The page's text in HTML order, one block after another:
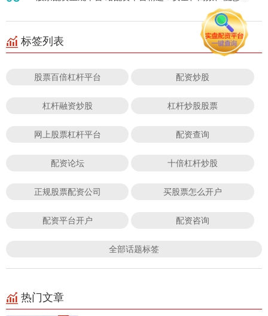
标签列表
股票百倍杠杆平台 配资炒股
杠杆融资炒股 杠杆炒股股票
网上股票杠杆平台 配资查询
配资论坛 十倍杠杆炒股
正规股票配资公司 买股票怎么开户
配资平台开户 配资咨询
全部话题标签
热门文章